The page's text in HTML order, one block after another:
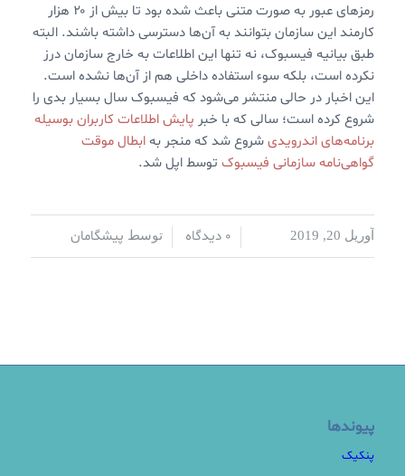
رمزهای عبور به صورت متنی باعث شده بود تا بیش از ۲۰ هزار
کارمند این سازمان بتوانند به آن‌ها دسترسی داشته باشند. البته
طبق بیانیه فیسبوک، نه تنها این اطلاعات به خارج سازمان درز
نکرده است، بلکه سوء استفاده داخلی هم از آن‌ها نشده است.
این اخبار در حالی منتشر می‌شود که فیسبوک سال بسیار بدی را
شروع کرده است؛ سالی که با خبر پایش اطلاعات کاربران بوسیله
برنامه‌های اندرویدیشروع شد که منجر بهابطال موقت
گواهی‌نامه سازمانی فیسبوکتوسط اپل شد.
آوریل 20, 2019 / 0 دیدگاه/ توسط پیشگامان
پیوندها
پنکیک